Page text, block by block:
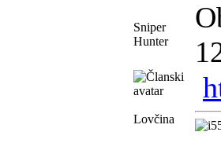
Sniper
Hunter
Lovčina